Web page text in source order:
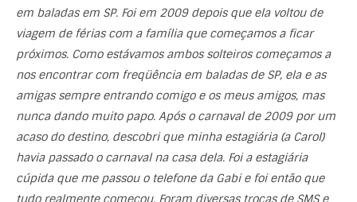
em baladas em SP. Foi em 2009 depois que ela voltou de
viagem de férias com a família que começamos a ficar
próximos. Como estávamos ambos solteiros começamos a
nos encontrar com freqüência em baladas de SP, ela e as
amigas sempre entrando comigo e os meus amigos, mas
nunca dando muito papo. Após o carnaval de 2009 por um
acaso do destino, descobri que minha estagiária (a Carol)
havia passado o carnaval na casa dela. Foi a estagiária
cúpida que me passou o telefone da Gabi e foi então que
tudo realmente começou. Foram diversas trocas de SMS e